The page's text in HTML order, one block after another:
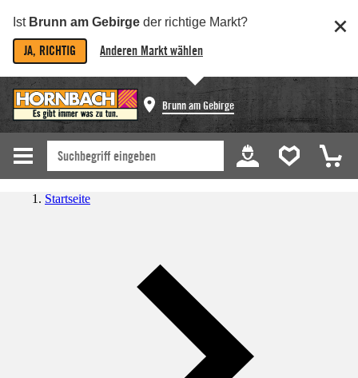
Ist Brunn am Gebirge der richtige Markt?
JA, RICHTIG Anderen Markt wählen
Brunn am Gebirge
Startseite